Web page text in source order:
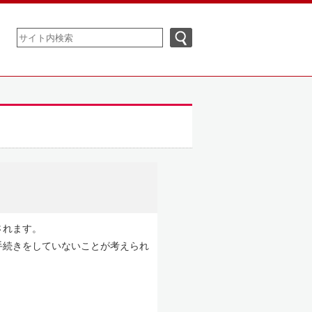
ます。
きをしていないことが考えられ